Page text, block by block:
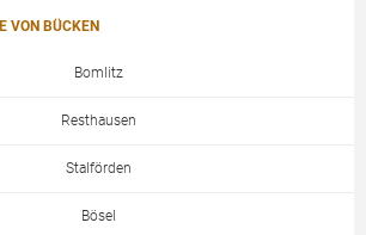
VON BÜCKEN
Bomlitz
Resthausen
Stalförden
Bösel